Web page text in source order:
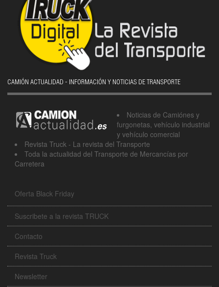
CAMIÓN ACTUALIDAD - INFORMACIÓN Y NOTICIAS DE TRANSPORTE
Noticias de Camiónes y
furgonetas, vehículo industrial
y vehículo comercial
Revista Truck - La revista del Transporte
Toda la actualidad del Transporte de Mercancías por
Carretera
Oferta Black Friday
Suscribete a la revista TRUCK
Contacto
Revista Truck
Newsletter